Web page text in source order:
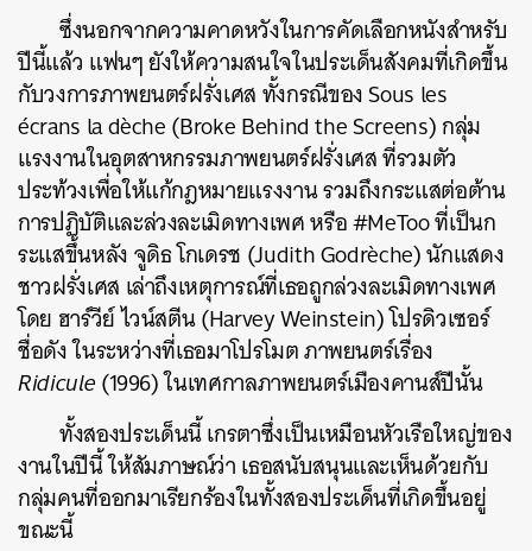
ซึ่งนอกจากความคาดหวังในการคัดเลือกหนังสำหรับ
ปีนี้แล้ว แฟนๆ ยังให้ความสนใจในประเด็นสังคมที่เกิดขึ้น
กับวงการภาพยนตร์ฝรั่งเศส ทั้งกรณีของ Sous les
écrans la dèche (Broke Behind the Screens) กลุ่ม
แรงงานในอุตสาหกรรมภาพยนตร์ฝรั่งเศส ที่รวมตัว
ประท้วงเพื่อให้แก้กฎหมายแรงงาน รวมถึงกระแสต่อต้าน
การปฏิบัติและล่วงละเมิดทางเพศ หรือ #MeToo ที่เป็นก
ระแสขึ้นหลัง จูดิธ โกเดรช (Judith Godrèche) นักแสดง
ชาวฝรั่งเศส เล่าถึงเหตุการณ์ที่เธอถูกล่วงละเมิดทางเพศ
โดย ฮาร์วีย์ ไวน์สตีน (Harvey Weinstein) โปรดิวเซอร์
ชื่อดัง ในระหว่างที่เธอมาโปรโมต ภาพยนตร์เรื่อง
Ridicule(1996) ในเทศกาลภาพยนตร์เมืองคานส์ปีนั้น
ทั้งสองประเด็นนี้ เกรตาซึ่งเป็นเหมือนหัวเรือใหญ่ของ
งานในปีนี้ ให้สัมภาษณ์ว่า เธอสนับสนุนและเห็นด้วยกับ
กลุ่มคนที่ออกมาเรียกร้องในทั้งสองประเด็นที่เกิดขึ้นอยู่
ขณะนี้